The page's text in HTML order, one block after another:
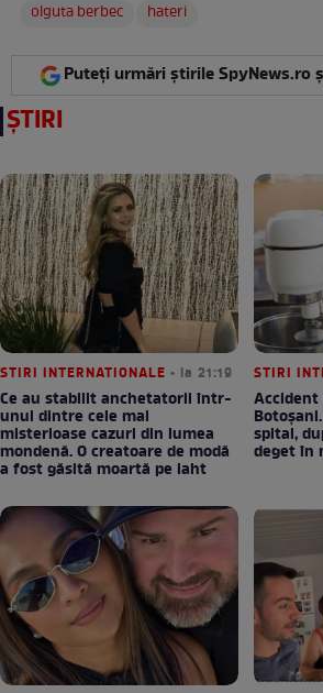
olguta berbec
hateri
Puteți urmări știrile SpyNews.ro
ȘTIRI
STIRI INTERNATIONALE • la 21:19
Ce au stabilit anchetatorii într-
unul dintre cele mai
misterioase cazuri din lumea
mondenă. O creatoare de modă
a fost găsită moartă pe iaht
STIRI
spital,
deget în